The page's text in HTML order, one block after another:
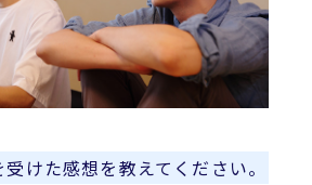
けた感想を教えてください。